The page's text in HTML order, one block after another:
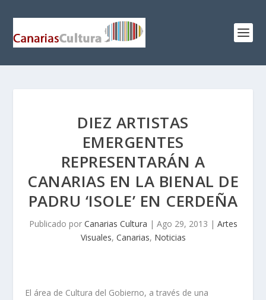
DIEZ ARTISTAS
EMERGENTES
REPRESENTARÁN A
CANARIAS EN LA BIENAL DE
PADRU ‘ISOLE’ EN CERDEÑA
Publicado por Canarias Cultura | Ago 29, 2013 | Artes
Visuales, Canarias, Noticias
El área de Cultura del Gobierno, a través de una